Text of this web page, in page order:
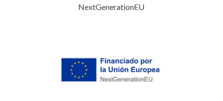
NextGenerationEU